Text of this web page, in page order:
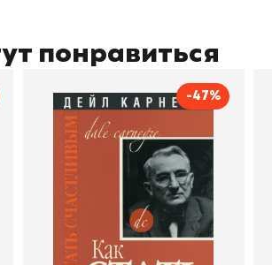
понравиться
-47%
Как стать счастливым
Автор
Дейл Карнеги
Издательство
Попурри, Минск